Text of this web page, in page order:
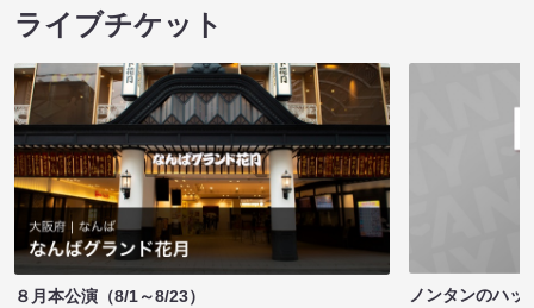
ライブチケット
８月本公演（8/1～8/23）
ノンタンのハッ